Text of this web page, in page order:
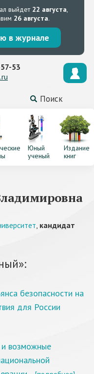
выйдет 22 августа,
26 августа.
в журнале
Поиск
53
Юный
ученый
Издание
книг
, кандидат
безопасности на
для России
возможные